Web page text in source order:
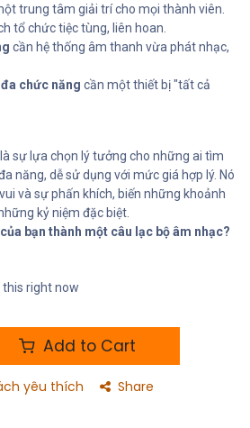
trung tâm giải trí cho mọi thành viên.
tổ chức tiệc tùng, liên hoan.
cần hệ thống âm thanh vừa phát nhạc,
chức năng cần một thiết bị "tất cả
sự lựa chọn lý tưởng cho những ai tìm
năng, dễ sử dụng với mức giá hợp lý. Nó
và sự phấn khích, biến những khoảnh
kỷ niệm đặc biệt.
bạn thành một câu lạc bộ âm nhạc?
this right now
Add to Cart
yêu thích Share